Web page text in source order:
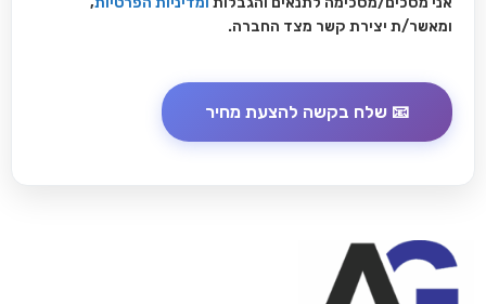
ומאשר/ת יצירת קשר מצד החברה.